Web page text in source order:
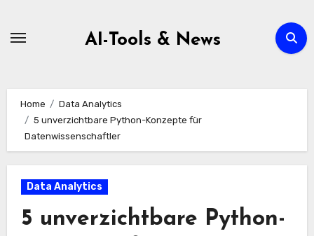
AI-Tools & News
Home
Data Analytics
5 unverzichtbare Python-Konzepte für
Datenwissenschaftler
Data Analytics
5 unverzichtbare Python-